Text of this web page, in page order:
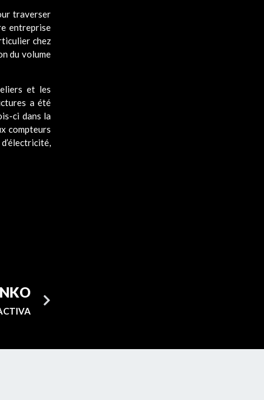
traverser
entreprise
chez
du volume
et les
a été
ci dans la
compteurs